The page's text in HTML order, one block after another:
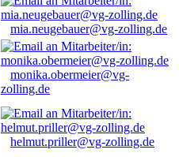
mia.neugebauer@vg-zolling.de
monika.obermeier@vg-
zolling.de
helmut.priller@vg-zolling.de